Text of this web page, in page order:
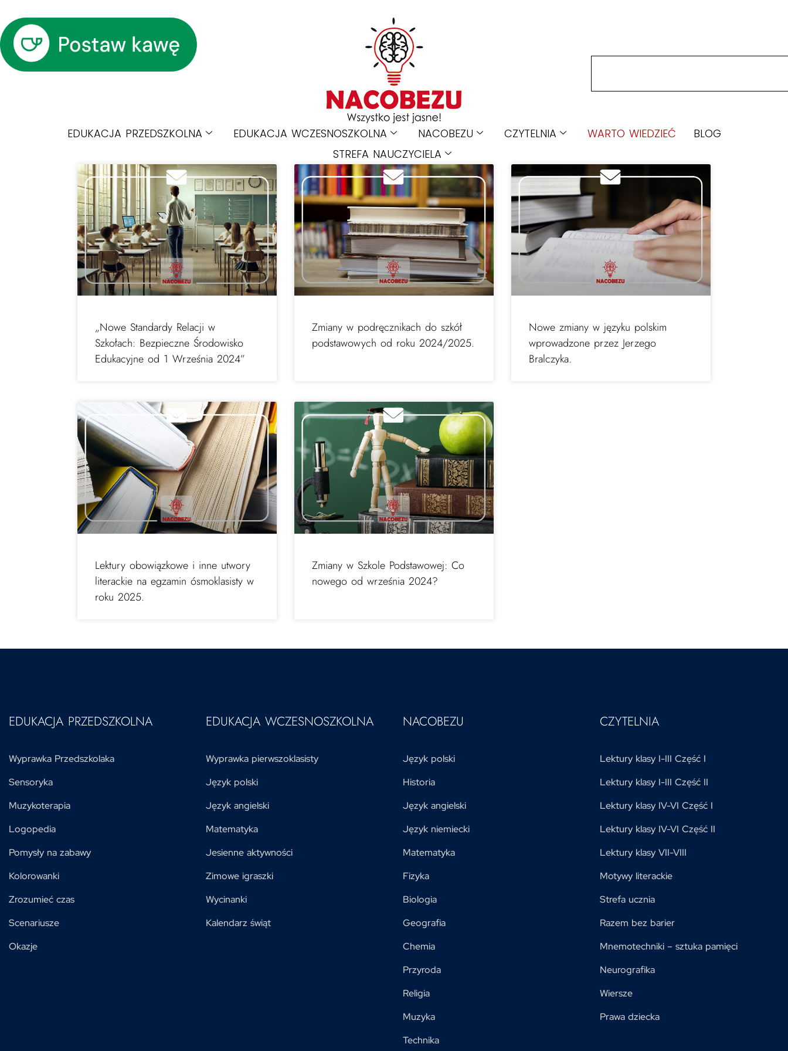
EDUKACJA PRZEDSZKOLNA EDUKACJA WCZESNOSZKOLNA NACOBEZU CZYTELNIA WARTO WIEDZIEĆ
BLOG
STREFA NAUCZYCIELA
„Nowe Standardy Relacji w
Szkołach: Bezpieczne Środowisko
Edukacyjne od 1 Września 2024”
Zmiany w podręcznikach do szkół
podstawowych od roku 2024/2025.
Nowe zmiany w języku polskim
wprowadzone przez Jerzego
Bralczyka.
Lektury obowiązkowe i inne utwory
literackie na egzamin ósmoklasisty w
roku 2025.
Zmiany w Szkole Podstawowej: Co
nowego od września 2024?
EDUKACJA PRZEDSZKOLNA
Wyprawka Przedszkolaka
Sensoryka
Muzykoterapia
Logopedia
Pomysły na zabawy
Kolorowanki
Zrozumieć czas
Scenariusze
Okazje
EDUKACJA WCZESNOSZKOLNA
Wyprawka pierwszoklasisty
Język polski
Język angielski
Matematyka
Jesienne aktywności
Zimowe igraszki
Wycinanki
Kalendarz świąt
NACOBEZU
Język polski
Historia
Język angielski
Język niemiecki
Matematyka
Fizyka
Biologia
Geografia
Chemia
Przyroda
Religia
Muzyka
Technika
CZYTELNIA
Lektury klasy I-III Część I
Lektury klasy I-III Część II
Lektury klasy IV-VI Część I
Lektury klasy IV-VI Część II
Lektury klasy VII-VIII
Motywy literackie
Strefa ucznia
Razem bez barier
Mnemotechniki – sztuka pamięci
Neurografika
Wiersze
Prawa dziecka